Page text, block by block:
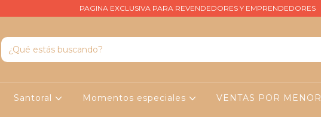
PAGINA EXCLUSIVA PARA REVENDEDORES Y EMPRENDEDORES
Santoral Momentos especiales VENTAS POR MENOR